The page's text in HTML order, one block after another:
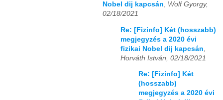
Nobel dij kapcsán, Wolf Gyorgy,
02/18/2021
Re: [Fizinfo] Két (hosszabb)
megjegyzés a 2020 évi
fizikai Nobel dij kapcsán
Horváth István, 02/18/2021
Re: [Fizinfo] Két
(hosszabb)
megjegyzés a 2020 évi